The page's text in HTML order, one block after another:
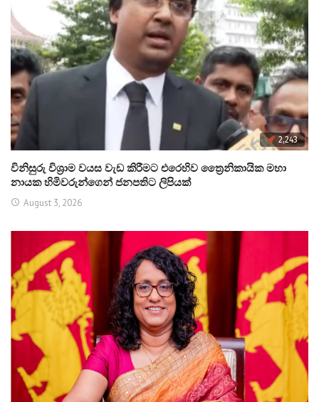
2,243
විනිසුරු විශ්‍රාම වයස වැඩ කිරීමට එරෙහිව ත්‍රෛනිකායික මහා
නායක හිමිවරුන්ගෙන් ජනපතිට ලිපියක්
August 3, 2026